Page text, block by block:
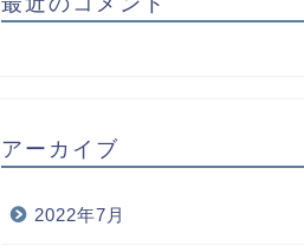
アーカイブ
2022年7月